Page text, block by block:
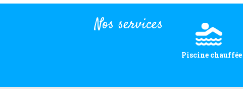
Nos services
Piscine chauffée